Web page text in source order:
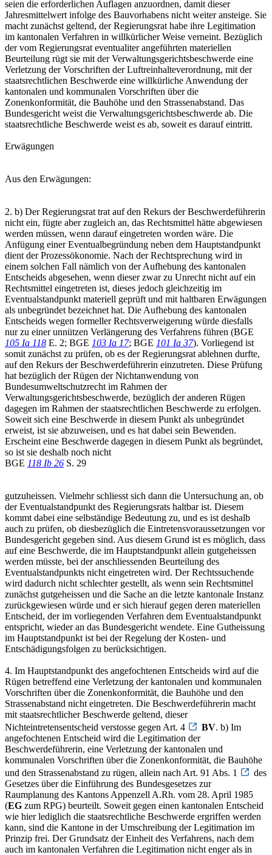
seien die erforderlichen Auflagen anzuordnen, damit dieser
Jahresmittelwert infolge des Bauvorhabens nicht weiter ansteige. Sie
macht zunächst geltend, der Regierungsrat habe ihre Legitimation
im kantonalen Verfahren in willkürlicher Weise verneint. Bezüglich
der vom Regierungsrat eventualiter angeführten materiellen
Beurteilung rügt sie mit der Verwaltungsgerichtsbeschwerde eine
Verletzung der Vorschriften der Luftreinhalteverordnung, mit der
staatsrechtlichen Beschwerde eine willkürliche Anwendung der
kantonalen und kommunalen Vorschriften über die
Zonenkonformität, die Bauhöhe und den Strassenabstand. Das
Bundesgericht weist die Verwaltungsgerichtsbeschwerde ab. Die
staatsrechtliche Beschwerde weist es ab, soweit es darauf eintritt.
Erwägungen
Aus den Erwägungen:
2. b) Der Regierungsrat trat auf den Rekurs der Beschwerdeführerin
nicht ein, fügte aber zugleich an, das Rechtsmittel hätte abgewiesen
werden müssen, wenn darauf eingetreten worden wäre. Die
Anfügung einer Eventualbegründung neben dem Hauptstandpunkt
dient der Prozessökonomie. Nach der Rechtsprechung wird in
einem solchen Fall nämlich von der Aufhebung des kantonalen
Entscheids abgesehen, wenn dieser zwar zu Unrecht nicht auf ein
Rechtsmittel eingetreten ist, dieses jedoch gleichzeitig im
Eventualstandpunkt materiell geprüft und mit haltbaren Erwägungen
als unbegründet bezeichnet hat. Die Aufhebung des kantonalen
Entscheids wegen formeller Rechtsverweigerung würde diesfalls
nur zu einer unnützen Verlängerung des Verfahrens führen (BGE
105 Ia 118 E. 2; BGE 103 Ia 17; BGE 101 Ia 37). Vorliegend ist
somit zunächst zu prüfen, ob es der Regierungsrat ablehnen durfte,
auf den Rekurs der Beschwerdeführerin einzutreten. Diese Prüfung
hat bezüglich der Rügen der Nichtanwendung von
Bundesumweltschutzrecht im Rahmen der
Verwaltungsgerichtsbeschwerde, bezüglich der anderen Rügen
dagegen im Rahmen der staatsrechtlichen Beschwerde zu erfolgen.
Soweit sich eine Beschwerde in diesem Punkt als unbegründet
erweist, ist sie abzuweisen, und es hat dabei sein Bewenden.
Erscheint eine Beschwerde dagegen in diesem Punkt als begründet,
so ist sie deshalb noch nicht
BGE 118 Ib 26 S. 29
gutzuheissen. Vielmehr schliesst sich dann die Untersuchung an, ob
der Eventualstandpunkt des Regierungsrats haltbar ist. Diesem
kommt dabei eine selbständige Bedeutung zu, und es ist deshalb
auch zu prüfen, ob diesbezüglich die Eintretensvoraussetzungen vor
Bundesgericht gegeben sind. Aus diesem Grund ist es möglich, dass
auf eine Beschwerde, die im Hauptstandpunkt allein gutgeheissen
werden müsste, bei der anschliessenden Beurteilung des
Eventualstandpunkts nicht eingetreten wird. Der Rechtssuchende
wird dadurch nicht schlechter gestellt, als wenn sein Rechtsmittel
zunächst gutgeheissen und die Sache an die letzte kantonale Instanz
zurückgewiesen würde und er sich hierauf gegen deren materiellen
Entscheid, der im vorliegenden Verfahren dem Eventualstandpunkt
entspricht, wieder an das Bundesgericht wendete. Eine Gutheissung
im Hauptstandpunkt ist bei der Regelung der Kosten- und
Entschädigungsfolgen zu berücksichtigen.
4. Im Hauptstandpunkt des angefochtenen Entscheids wird auf die
Rügen betreffend eine Verletzung der kantonalen und kommunalen
Vorschriften über die Zonenkonformität, die Bauhöhe und den
Strassenabstand nicht eingetreten. Die Beschwerdeführerin macht
mit staatsrechtlicher Beschwerde geltend, dieser
Nichteintretensentscheid verstosse gegen Art. 4
BV. b) Im
angefochtenen Entscheid wird die Legitimation der
Beschwerdeführerin, eine Verletzung der kantonalen und
kommunalen Vorschriften über die Zonenkonformität, die Bauhöhe
und den Strassenabstand zu rügen, allein nach Art. 91 Abs. 1
des
Gesetzes über die Einführung des Bundesgesetzes zur
Raumplanung des Kantons Appenzell A.Rh. vom 28. April 1985
(EG zum RPG) beurteilt. Soweit gegen einen kantonalen Entscheid
wie hier lediglich die staatsrechtliche Beschwerde ergriffen werden
kann, sind die Kantone in der Umschreibung der Legitimation im
Prinzip frei. Der Grundsatz der Einheit des Verfahrens, nach dem
auch im kantonalen Verfahren die Legitimation nicht enger als in